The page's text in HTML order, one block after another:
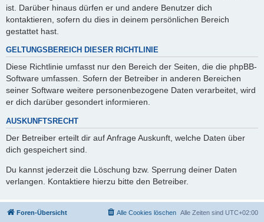
ist. Darüber hinaus dürfen er und andere Benutzer dich
kontaktieren, sofern du dies in deinem persönlichen Bereich
gestattet hast.
GELTUNGSBEREICH DIESER RICHTLINIE
Diese Richtlinie umfasst nur den Bereich der Seiten, die die phpBB-
Software umfassen. Sofern der Betreiber in anderen Bereichen
seiner Software weitere personenbezogene Daten verarbeitet, wird
er dich darüber gesondert informieren.
AUSKUNFTSRECHT
Der Betreiber erteilt dir auf Anfrage Auskunft, welche Daten über
dich gespeichert sind.
Du kannst jederzeit die Löschung bzw. Sperrung deiner Daten
verlangen. Kontaktiere hierzu bitte den Betreiber.
Foren-Übersicht Alle Zeiten sind UTC+02:00
Alle Cookies löschen